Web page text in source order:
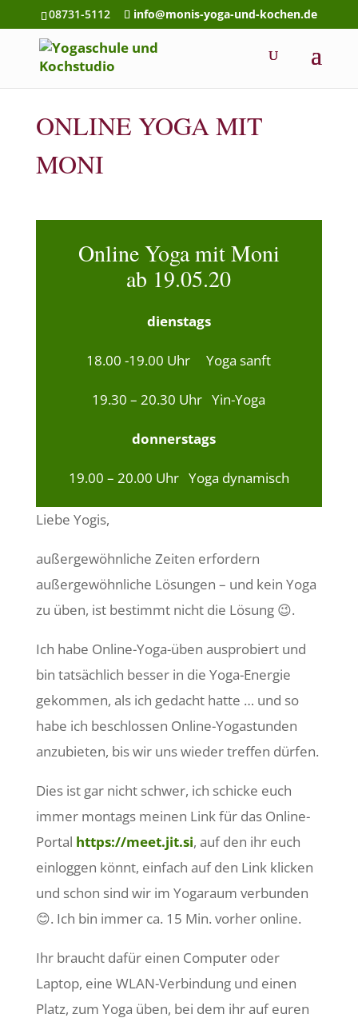
08731-5112 info@monis-yoga-und-kochen.de
ONLINE YOGA MIT
MONI
Online Yoga mit Moni
ab 19.05.20
dienstags
18.00 -19.00 Uhr Yoga sanft
19.30 – 20.30 Uhr Yin-Yoga
donnerstags
19.00 – 20.00 Uhr Yoga dynamisch
Liebe Yogis,
außergewöhnliche Zeiten erfordern
außergewöhnliche Lösungen – und kein Yoga
zu üben, ist bestimmt nicht die Lösung 😉.
Ich habe Online-Yoga-üben ausprobiert und
bin tatsächlich besser in die Yoga-Energie
gekommen, als ich gedacht hatte … und so
habe ich beschlossen Online-Yogastunden
anzubieten, bis wir uns wieder treffen dürfen.
Dies ist gar nicht schwer, ich schicke euch
immer montags meinen Link für das Online-
Portal https://meet.jit.si, auf den ihr euch
einloggen könnt, einfach auf den Link klicken
und schon sind wir im Yogaraum verbunden
😊. Ich bin immer ca. 15 Min. vorher online.
Ihr braucht dafür einen Computer oder
Laptop, eine WLAN-Verbindung und einen
Platz, zum Yoga üben, bei dem ihr auf euren